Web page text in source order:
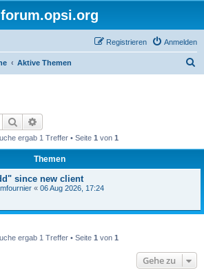
forum.opsi.org
Anmelden
Registrieren
Aktive Themen
Suche
ergab 1 Treffer • Seite 1 von 1
Themen
since new client
mfournier « 06 Aug 2026, 17:24
ergab 1 Treffer • Seite 1 von 1
Gehe zu